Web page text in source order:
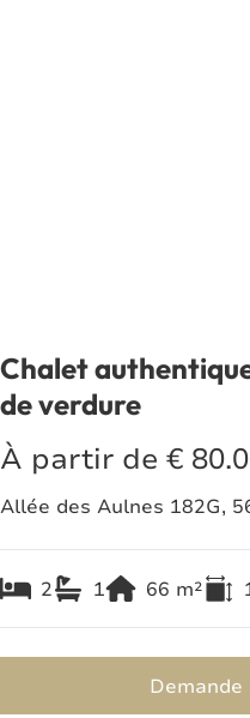
Chalet
de verdure
À partir de €
Allée des Aulnes 182G,
2 1 66 m²